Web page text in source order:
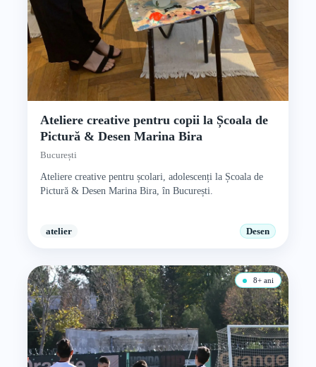
Ateliere creative pentru copii la Școala de
Pictură & Desen Marina Bira
București
Ateliere creative pentru școlari, adolescenți la Școala de
Pictură & Desen Marina Bira, în București.
atelier Desen
8+ ani